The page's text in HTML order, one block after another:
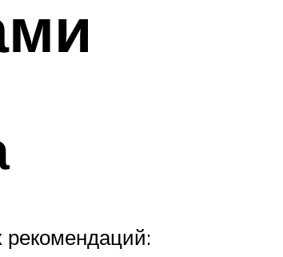
рекомендаций: